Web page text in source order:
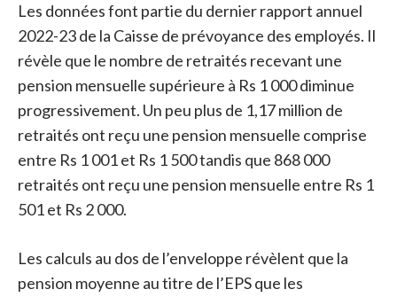
Les données font partie du dernier rapport annuel
2022-23 de la Caisse de prévoyance des employés. Il
révèle que le nombre de retraités recevant une
pension mensuelle supérieure à Rs 1 000 diminue
progressivement. Un peu plus de 1,17 million de
retraités ont reçu une pension mensuelle comprise
entre Rs 1 001 et Rs 1 500 tandis que 868 000
retraités ont reçu une pension mensuelle entre Rs 1
501 et Rs 2 000.
Les calculs au dos de l’enveloppe révèlent que la
pension moyenne au titre de l’EPS que les